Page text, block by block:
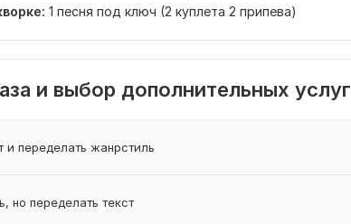
1 песня под ключ (2 куплета 2 припева)
и выбор дополнительных услуг
и переделать жанрстиль
но переделать текст